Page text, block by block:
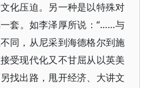
化压迫。另一种是以特殊对
套。如李泽厚所说：“……与
同，从尼采到海德格尔到施
受现代化又不甘屈从以英美
找出路，甩开经济、大讲文